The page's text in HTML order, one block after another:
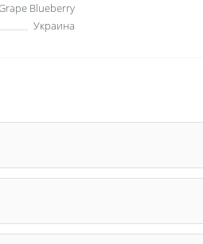
Blueberry
Украина